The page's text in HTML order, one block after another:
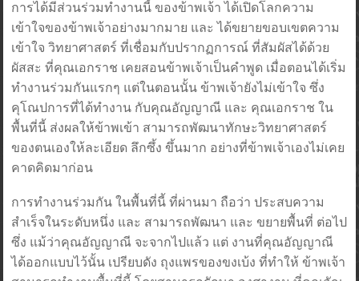
การได้มีส่วนร่วมทำงานนี้ ของข้าพเจ้า ได้เปิดโลกความ
เข้าใจของข้าพเจ้าอย่างมากมาย และ ได้ขยายขอบเขตความ
เข้าใจ วิทยาศาสตร์ ที่เชื่อมกับปรากฏการณ์ ที่สัมผัสได้ด้วย
ผัสสะ ที่คุณเอกราช เคยสอนข้าพเจ้าเป็นคำพูด เมื่อตอนได้เริ่ม
ทำงานร่วมกันแรกๆ แต่ในตอนนั้น ข้าพเจ้ายังไม่เข้าใจ ซึ่ง
คุโณปการที่ได้ทำงาน กับคุณอัญญาณี และ คุณเอกราช ใน
พื้นที่นี้ ส่งผลให้ข้าพเข้า สามารถพัฒนาทักษะวิทยาศาสตร์
ของตนเองให้ละเอียด ลึกซึ้ง ขึ้นมาก อย่างที่ข้าพเจ้าเองไม่เคย
คาดคิดมาก่อน
การทำงานร่วมกัน ในพื้นที่นี้ ที่ผ่านมา ถือว่า ประสบความ
สำเร็จในระดับหนึ่ง และ สามารถพัฒนา และ ขยายพื้นที่ ต่อไป
ซึ่ง แม้ว่าคุณอัญญาณี จะจากไปแล้ว แต่ งานที่คุณอัญญาณี
ได้ออกแบบไว้นั้น เปรียบดัง ถุงแพรของขงเบ้ง ที่ทำให้ ข้าพเจ้า